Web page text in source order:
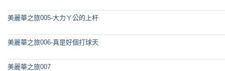
美麗華之旅005-大力ㄚ公的上杆
美麗華之旅006-真是好個打球天
美麗華之旅007